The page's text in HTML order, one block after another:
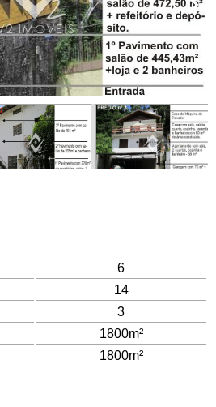
6
14
3
1800m²
1800m²